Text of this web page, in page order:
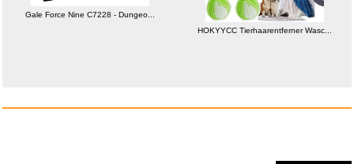
The Valvasone Organ Book-
Gale Force Nine C7228 - Dungeo...
HOKYYCC Tierhaarentferner Wasc...